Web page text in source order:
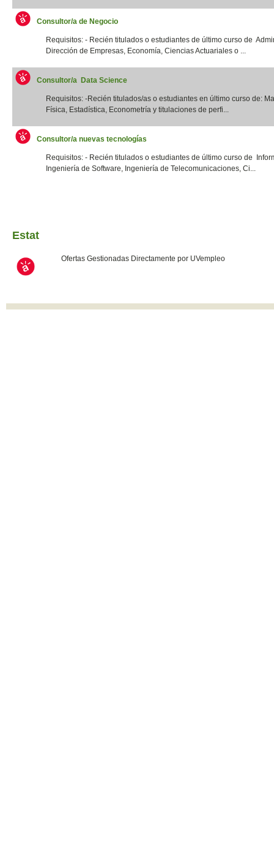
Consultor/a de Negocio
Requisitos: - Recién titulados o estudiantes de último curso de
Dirección de Empresas, Economía, Ciencias Actuariales o ...
Consultor/a Data Science
Requisitos: -Recién titulados/as o estudiantes en último curso de:
Física, Estadística, Econometría y titulaciones de perfi...
Consultor/a nuevas tecnologías
Requisitos: - Recién titulados o estudiantes de último curso de
Ingeniería de Software, Ingeniería de Telecomunicaciones, Ci...
Estat
Ofertas Gestionadas Directamente por UVempleo